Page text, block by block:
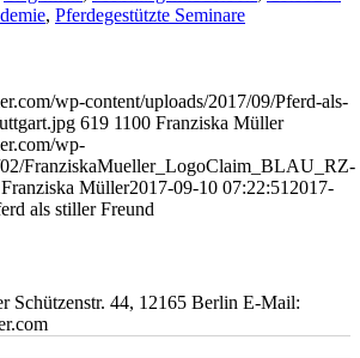
, Pferdegestützte Seminare
wp-content/uploads/2017/09/Pferd-als-
619 1100 Franziska Müller
wp-
02/FranziskaMueller_LogoClaim_BLAU_RZ-
Franziska Müller2017-09-10 07:22:51 2017-
als stiller Freund
Schützenstr. 44, 12165 Berlin E-Mail: